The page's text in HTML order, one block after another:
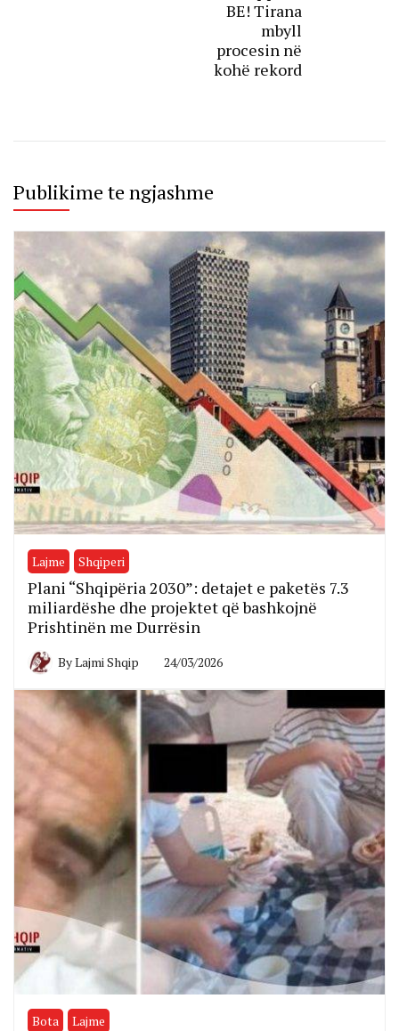
BE! Tirana
mbyll
procesin në
kohë rekord
Publikime te ngjashme
Lajme Shqiperi
Plani “Shqipëria 2030”: detajet e paketës 7.3
miliardëshe dhe projektet që bashkojnë
Prishtinën me Durrësin
ByLajmi Shqip 24/03/2026
Bota Lajme